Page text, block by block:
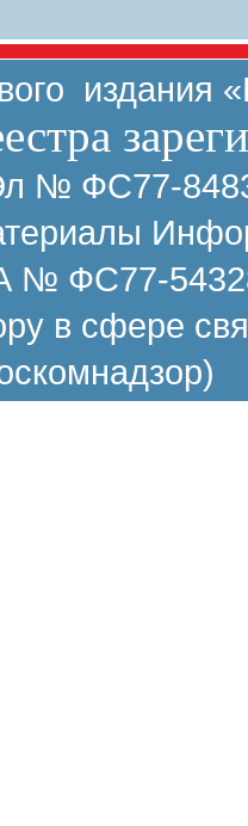
издания
№ ФС77-
№ ФС77-
в сфере